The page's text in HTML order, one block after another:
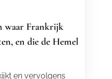
waar Frankrijk
en die de Hemel
en vervolgens